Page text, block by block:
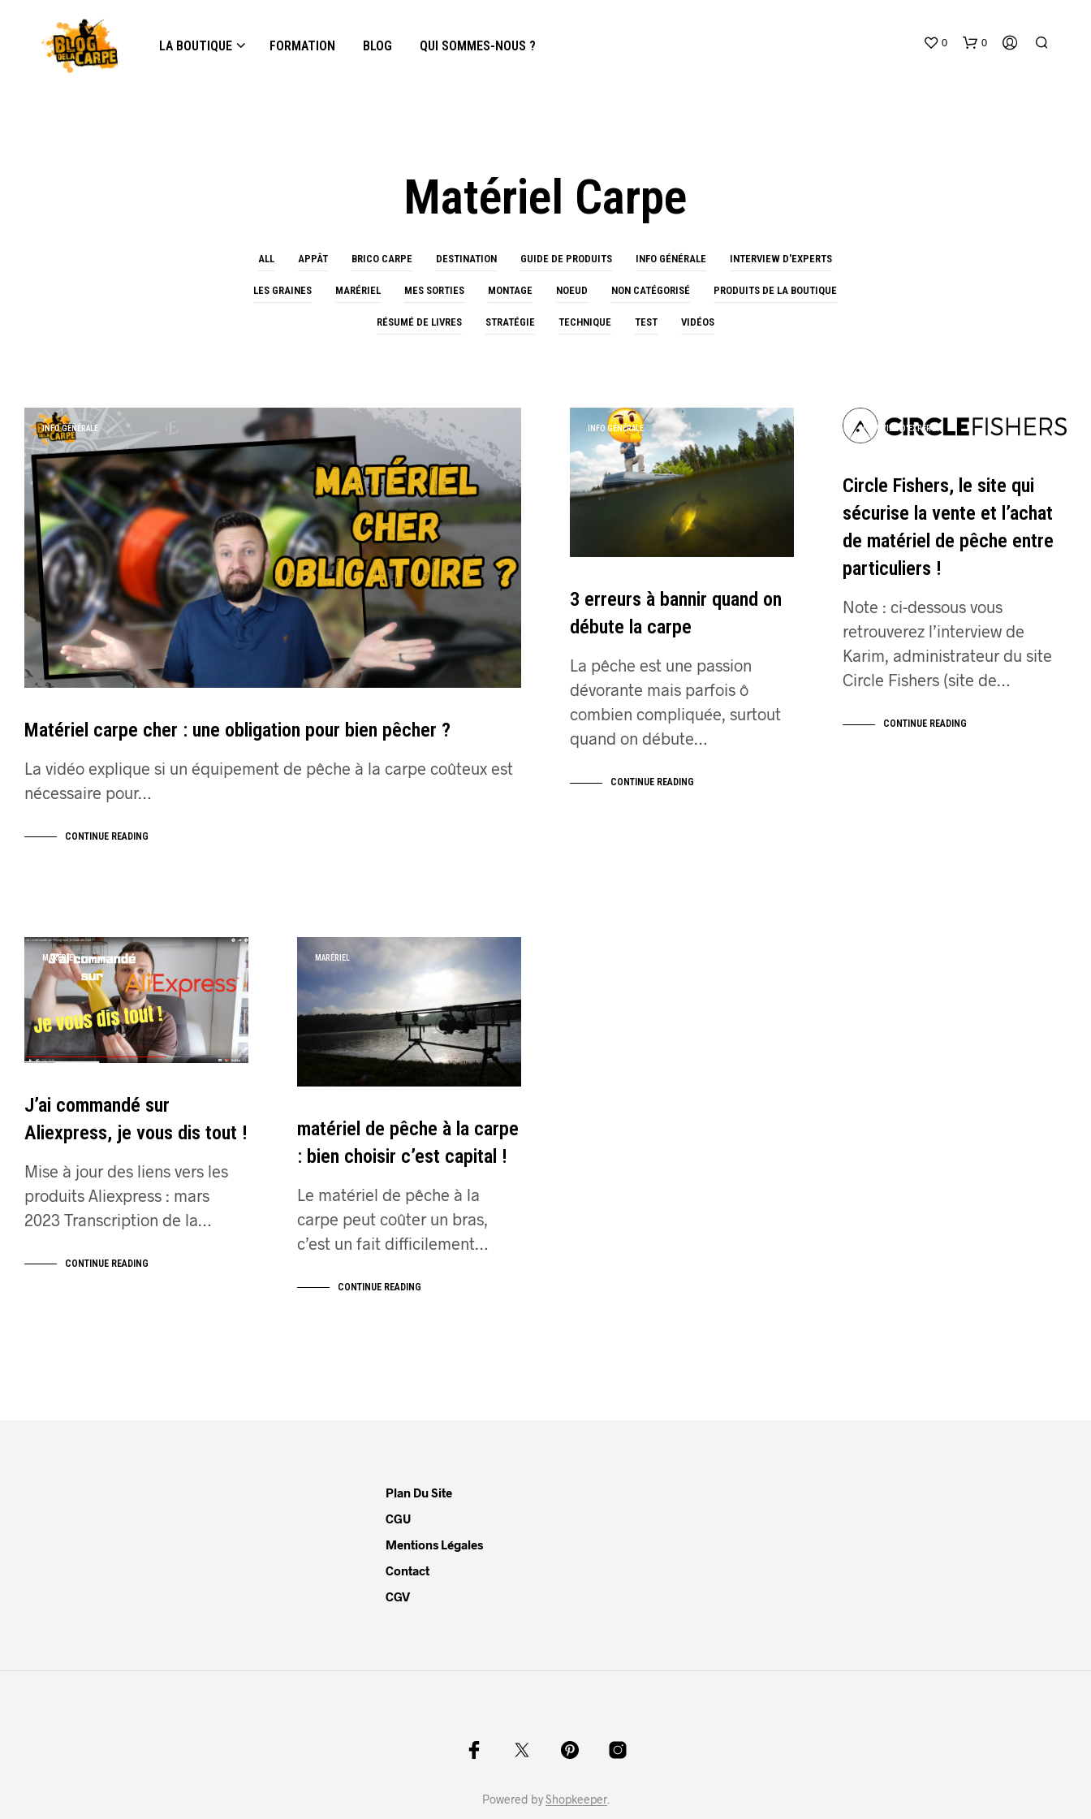
LA BOUTIQUE FORMATION BLOG QUI SOMMES-NOUS ? 0 0
S
T
D
Matériel Carpe
ALL APPÂT BRICO CARPE DESTINATION GUIDE DE PRODUITS INFO GÉNÉRALE INTERVIEW D'EXPERTS
LES GRAINES MARÉRIEL MES SORTIES MONTAGE NOEUD NON CATÉGORISÉ PRODUITS DE LA BOUTIQUE
RÉSUMÉ DE LIVRES STRATÉGIE TECHNIQUE TEST VIDÉOS
INFO GÉNÉRALE
Matériel carpe cher : une obligation pour bien pêcher ?
La vidéo explique si un équipement de pêche à la carpe coûteux est
nécessaire pour…
CONTINUE READING
INFO GÉNÉRALE
3 erreurs à bannir quand on
débute la carpe
La pêche est une passion
dévorante mais parfois ô
combien compliquée, surtout
quand on débute…
CONTINUE READING
INTERVIEW D'EXPERTS
Circle Fishers, le site qui
sécurise la vente et l’achat
de matériel de pêche entre
particuliers !
Note : ci-dessous vous
retrouverez l’interview de
Karim, administrateur du site
Circle Fishers (site de…
CONTINUE READING
MARÉRIEL
J’ai commandé sur
Aliexpress, je vous dis tout !
Mise à jour des liens vers les
produits Aliexpress : mars
2023 Transcription de la…
CONTINUE READING
MARÉRIEL
matériel de pêche à la carpe
: bien choisir c’est capital !
Le matériel de pêche à la
carpe peut coûter un bras,
c’est un fait difficilement…
CONTINUE READING
Plan Du Site
CGU
Mentions Légales
Contact
CGV
Powered byShopkeeper.